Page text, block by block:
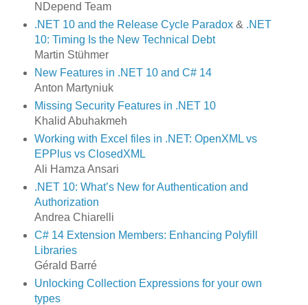
NDepend Team
.NET 10 and the Release Cycle Paradox& .NET
10: Timing Is the New Technical Debt
Martin Stühmer
New Features in .NET 10 and C# 14
Anton Martyniuk
Missing Security Features in .NET 10
Khalid Abuhakmeh
Working with Excel files in .NET: OpenXML vs
EPPlus vs ClosedXML
Ali Hamza Ansari
.NET 10: What’s New for Authentication and
Authorization
Andrea Chiarelli
C# 14 Extension Members: Enhancing Polyfill
Libraries
Gérald Barré
Unlocking Collection Expressions for your own
types